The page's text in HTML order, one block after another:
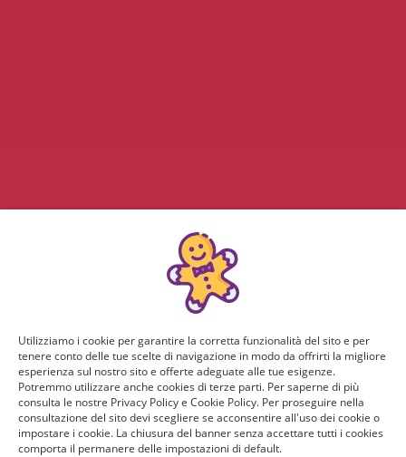
Utilizziamo i cookie per garantire la corretta funzionalità del sito e per
tenere conto delle tue scelte di navigazione in modo da offrirti la migliore
esperienza sul nostro sito e offerte adeguate alle tue esigenze.
Potremmo utilizzare anche cookies di terze parti. Per saperne di più
consulta le nostre Privacy Policy e Cookie Policy. Per proseguire nella
consultazione del sito devi scegliere se acconsentire all'uso dei cookie o
impostare i cookie. La chiusura del banner senza accettare tutti i cookies
comporta il permanere delle impostazioni di default.